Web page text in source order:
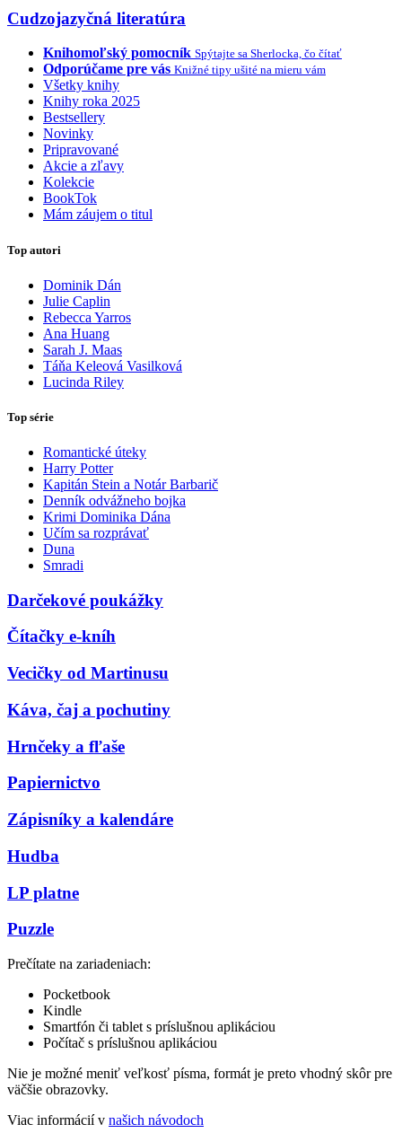
Cudzojazyčná literatúra
Knihomoľský pomocník Spýtajte sa Sherlocka, čo čítať
Odporúčame pre vás Knižné tipy ušité na mieru vám
Všetky knihy
Knihy roka 2025
Bestsellery
Novinky
Pripravované
Akcie a zľavy
Kolekcie
BookTok
Mám záujem o titul
Top autori
Dominik Dán
Julie Caplin
Rebecca Yarros
Ana Huang
Sarah J. Maas
Táňa Keleová Vasilková
Lucinda Riley
Top série
Romantické úteky
Harry Potter
Kapitán Stein a Notár Barbarič
Denník odvážneho bojka
Krimi Dominika Dána
Učím sa rozprávať
Duna
Smradi
Darčekové poukážky
Čítačky e-kníh
Vecičky od Martinusu
Káva, čaj a pochutiny
Hrnčeky a fľaše
Papiernictvo
Zápisníky a kalendáre
Hudba
LP platne
Puzzle
Prečítate na zariadeniach:
Pocketbook
Kindle
Smartfón či tablet s príslušnou aplikáciou
Počítač s príslušnou aplikáciou
Nie je možné meniť veľkosť písma, formát je preto vhodný skôr pre
väčšie obrazovky.
Viac informácií v našich návodoch